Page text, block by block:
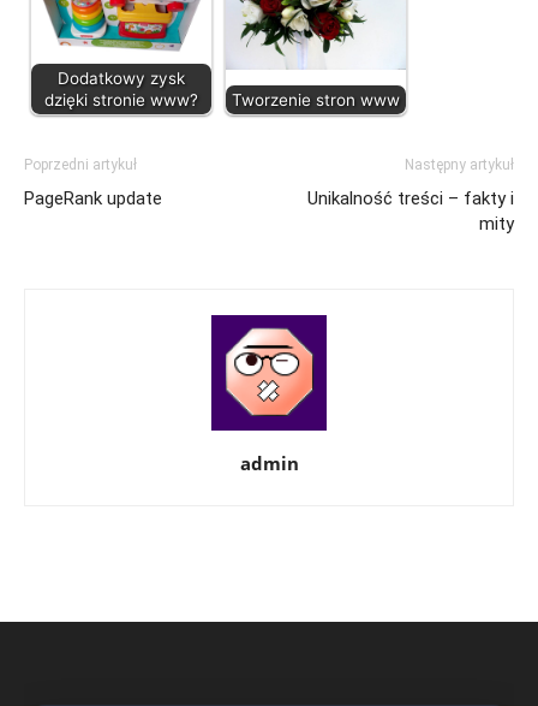
Dodatkowy zysk
dzięki stronie www?
Tworzenie stron www
Poprzedni artykuł
PageRank update
Następny artykuł
Unikalność treści – fakty i
mity
admin